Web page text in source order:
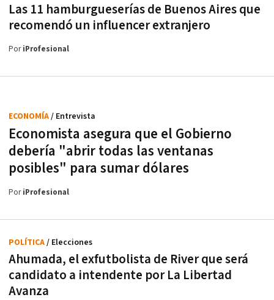
Las 11 hamburgueserías de Buenos Aires que
recomendó un influencer extranjero
PoriProfesional
Economista asegura que el Gobierno
debería "abrir todas las ventanas
posibles" para sumar dólares
ECONOMÍA/ Entrevista
PoriProfesional
Ahumada, el exfutbolista de River que será
candidato a intendente por La Libertad
Avanza
POLÍTICA/ Elecciones